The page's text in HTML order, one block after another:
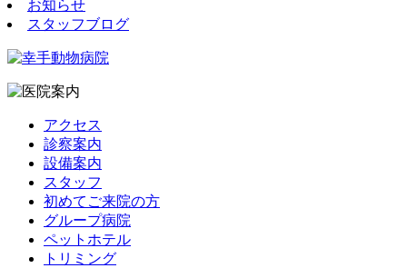
お知らせ
スタッフブログ
アクセス
診察案内
設備案内
スタッフ
初めてご来院の方
グループ病院
ペットホテル
トリミング